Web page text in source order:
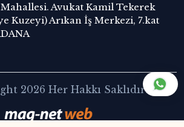
Mahallesi. Avukat Kamil Tekerek
Kuzeyi) Arıkan İş Merkezi, 7.kat
2026 Her Hakkı Saklıdır